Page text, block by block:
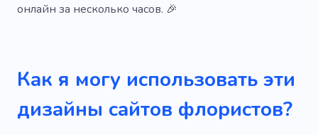
онлайн за несколько часов. 🎉
Как я могу использовать эти
дизайны сайтов флористов?